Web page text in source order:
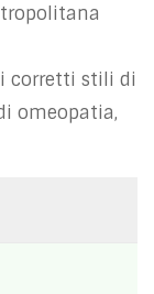
corretti stili di
omeopatia,